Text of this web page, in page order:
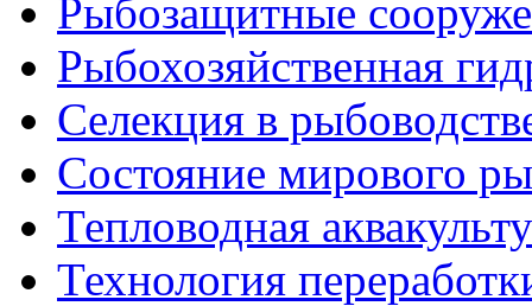
Рыбозащитные
Рыбохозяйственная
Селекция в
Состояние мирового
Тепловодная
Технология